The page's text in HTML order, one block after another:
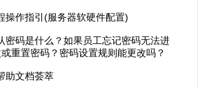
操作指引(服务器软硬件配置)
密码是什么？如果员工忘记密码无法进
重置密码？密码设置规则能更改吗？
助文档荟萃